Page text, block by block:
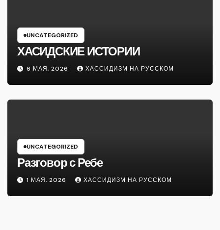
UNCATEGORIZED
ХАСИДСКИЕ ИСТОРИИ
6 МАЯ, 2026 ХАССИДИЗМ НА РУССКОМ
UNCATEGORIZED
Разговор с Ребе
1 МАЯ, 2026 ХАССИДИЗМ НА РУССКОМ